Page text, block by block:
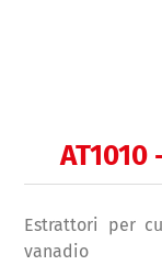
Estrattori per
vanadio